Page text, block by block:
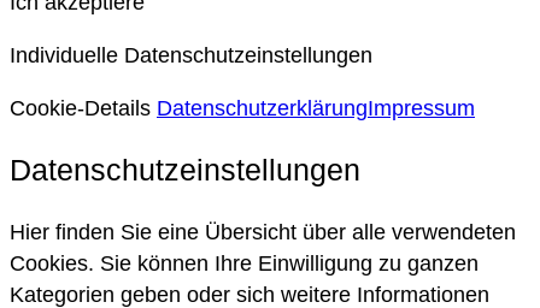
Individuelle Datenschutzeinstellungen
Cookie-Details DatenschutzerklärungImpressum
Datenschutzeinstellungen
Hier finden Sie eine Übersicht über alle verwendeten
Cookies. Sie können Ihre Einwilligung zu ganzen
Kategorien geben oder sich weitere Informationen